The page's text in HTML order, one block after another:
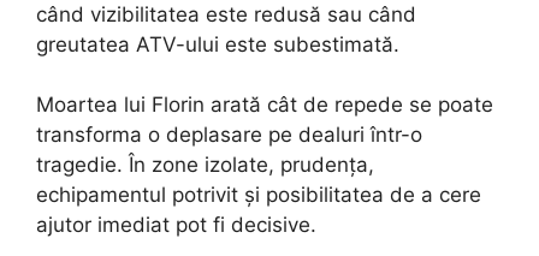
când vizibilitatea este redusă sau când
greutatea ATV-ului este subestimată.
Moartea lui Florin arată cât de repede se poate
transforma o deplasare pe dealuri într-o
tragedie. În zone izolate, prudența,
echipamentul potrivit și posibilitatea de a cere
ajutor imediat pot fi decisive.